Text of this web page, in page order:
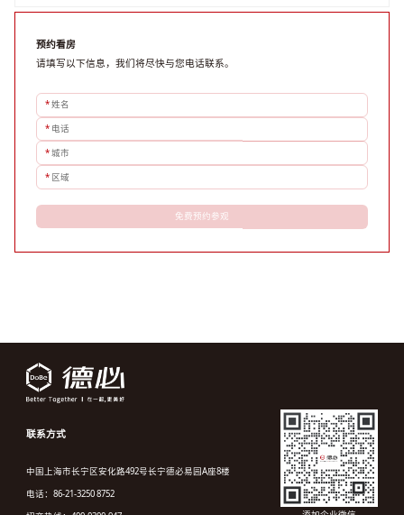
款。选址是综合性战略决策，旨在让办公
预约看房
请填写以下信息，我们将尽快与您电话联系。
*姓名
* 电话
*城市
* 区域
免费预约参观
联系方式
中国上海市长宁区安化路492号长宁德必易园A座8楼
电话：86-21-3250 8752